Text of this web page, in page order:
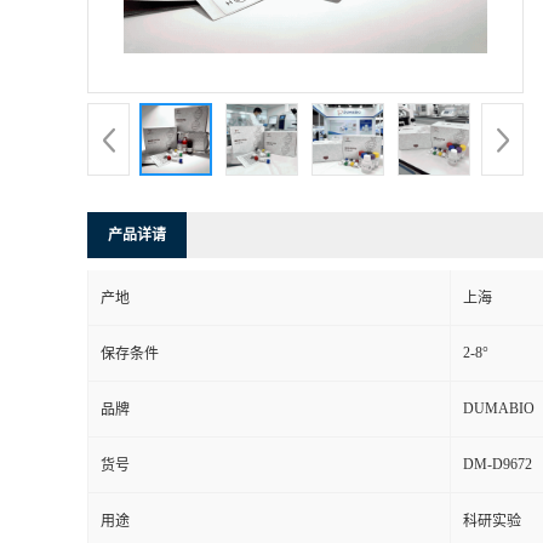
产品详请
产地 上海
保存条件 2-8°
品牌 DUMABIO
货号 DM-D9672
用途 科研实验